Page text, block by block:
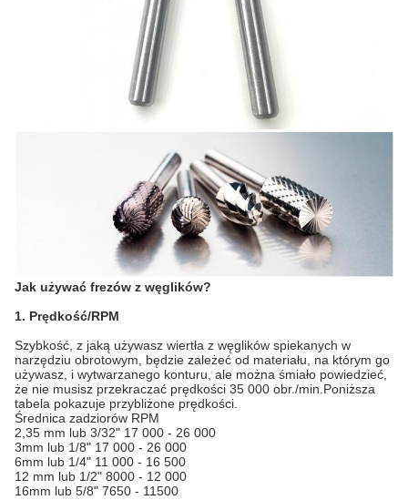
Jak używać frezów z węglików?
1. Prędkość/RPM
Szybkość, z jaką używasz wiertła z węglików spiekanych w
narzędziu obrotowym, będzie zależeć od materiału, na którym go
używasz, i wytwarzanego konturu, ale można śmiało powiedzieć,
że nie musisz przekraczać prędkości 35 000 obr./min.Poniższa
tabela pokazuje przybliżone prędkości.
Średnica zadziorów RPM
2,35 mm lub 3/32" 17 000 - 26 000
3mm lub 1/8" 17 000 - 26 000
6mm lub 1/4" 11 000 - 16 500
12 mm lub 1/2" 8000 - 12 000
16mm lub 5/8" 7650 - 11500